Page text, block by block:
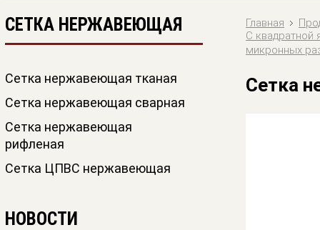
СЕТКА НЕРЖАВЕЮЩАЯ
Сетка нержавеющая тканая
Сетка нержавеющая сварная
Сетка нержавеющая
рифленая
Сетка ЦПВС нержавеющая
НОВОСТИ
Главная
C квадратной
микронных
Сетка